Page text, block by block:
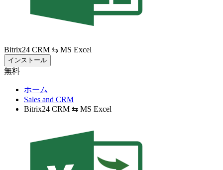
Bitrix24 CRM ⇆ MS Excel
インストール
無料
ホーム
Sales and CRM
Bitrix24 CRM ⇆ MS Excel